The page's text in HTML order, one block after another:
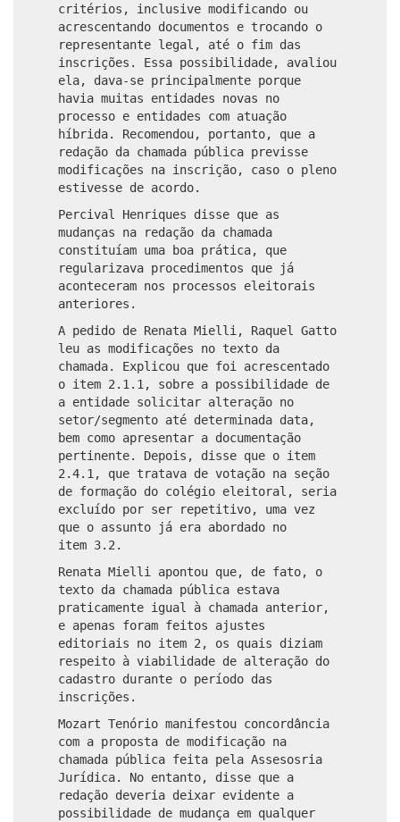
critérios, inclusive modificando ou
acrescentando documentos e trocando o
representante legal, até o fim das
inscrições. Essa possibilidade, avaliou
ela, dava-se principalmente porque
havia muitas entidades novas no
processo e entidades com atuação
híbrida. Recomendou, portanto, que a
redação da chamada pública previsse
modificações na inscrição, caso o pleno
estivesse de acordo.
Percival Henriques disse que as
mudanças na redação da chamada
constituíam uma boa prática, que
regularizava procedimentos que já
aconteceram nos processos eleitorais
anteriores.
A pedido de Renata Mielli, Raquel Gatto
leu as modificações no texto da
chamada. Explicou que foi acrescentado
o item 2.1.1, sobre a possibilidade de
a entidade solicitar alteração no
setor/segmento até determinada data,
bem como apresentar a documentação
pertinente. Depois, disse que o item
2.4.1, que tratava de votação na seção
de formação do colégio eleitoral, seria
excluído por ser repetitivo, uma vez
que o assunto já era abordado no
item 3.2.
Renata Mielli apontou que, de fato, o
texto da chamada pública estava
praticamente igual à chamada anterior,
e apenas foram feitos ajustes
editoriais no item 2, os quais diziam
respeito à viabilidade de alteração do
cadastro durante o período das
inscrições.
Mozart Tenório manifestou concordância
com a proposta de modificação na
chamada pública feita pela Assesosria
Jurídica. No entanto, disse que a
redação deveria deixar evidente a
possibilidade de mudança em qualquer